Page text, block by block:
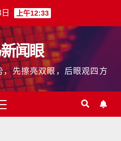
上午12:33
闻眼
先擦亮双眼，后眼观四方